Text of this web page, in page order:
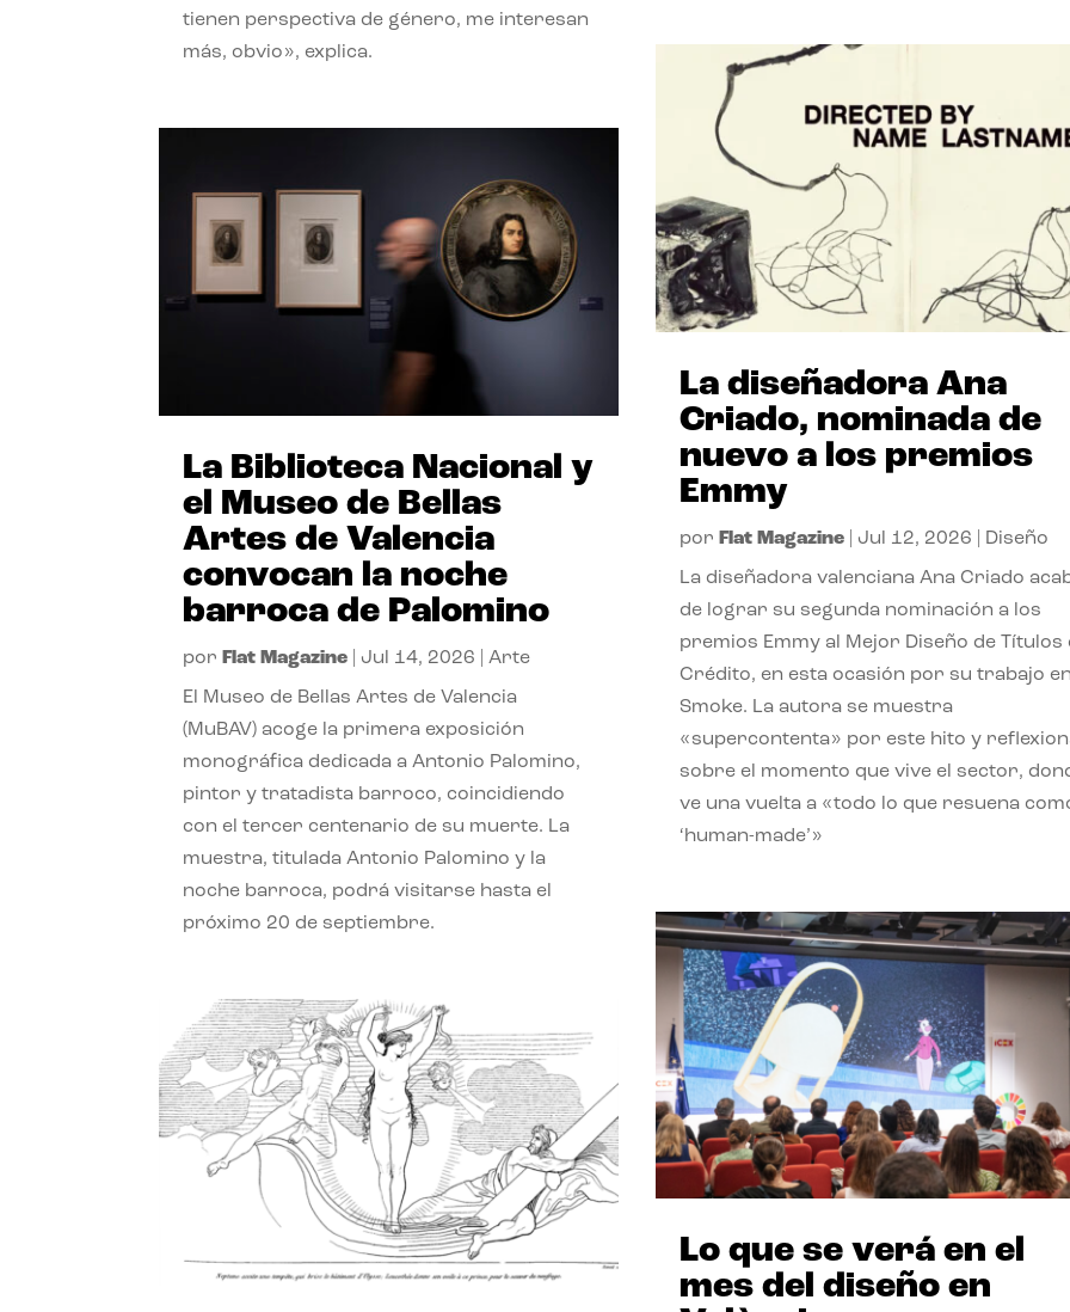
tienen perspectiva de género, me interesan
más, obvio», explica.
La Biblioteca Nacional y
el Museo de Bellas
Artes de Valencia
convocan la noche
barroca de Palomino
por Flat Magazine Jul 14, 2026 |Arte
El Museo de Bellas Artes de Valencia
(MuBAV) acoge la primera exposición
monográfica dedicada a Antonio Palomino,
pintor y tratadista barroco, coincidiendo
con el tercer centenario de su muerte. La
muestra, titulada Antonio Palomino y la
noche barroca, podrá visitarse hasta el
próximo 20 de septiembre.
La diseñadora Ana
Criado, nominada de
nuevo a los premios
Emmy
por Flat Magazine| Jul 12, 2026 Diseño
La diseñadora valenciana Ana Criado
de lograr su segunda nominación a los
premios Emmy al Mejor Diseño de Títulos
Crédito, en esta ocasión por su trabajo
Smoke. La autora se muestra
«supercontenta» por este hito y
sobre el momento que vive el sector,
ve una vuelta a «todo lo que resuena
‘human-made’»
Lo que se verá en el
mes del diseño en